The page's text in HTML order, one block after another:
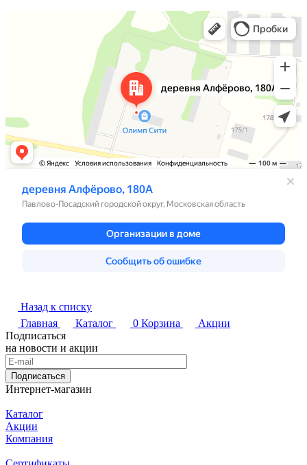
Назад к списку
Главная
Каталог 0 Корзина
Акции
Подписаться
на новости и акции
Подписаться
Интернет-магазин
Каталог
Акции
Компания